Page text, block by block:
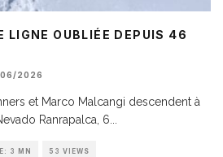
LIGNE OUBLIÉE DEPUIS 46
2026
et Marco Malcangi descendent à
Ranrapalca, 6
3 MN 53 VIEWS